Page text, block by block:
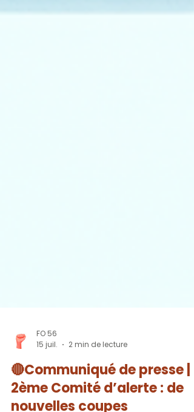
FO 56
2 min de lecture
🔴Communiqué de presse |
2ème Comité d’alerte : de